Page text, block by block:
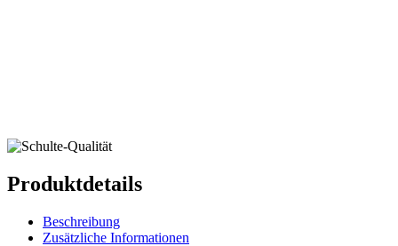
Produktdetails
Beschreibung
Zusätzliche Informationen